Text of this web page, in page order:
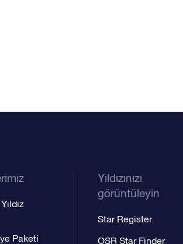
Paketi
Yıldızınızı
görüntüleyin
Star Register
OSR Star Finder